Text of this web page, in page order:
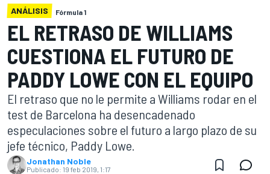
ANÁLISIS Fórmula 1
EL RETRASO DE WILLIAMS
CUESTIONA EL FUTURO DE
PADDY LOWE CON EL EQUIPO
El retraso que no le permite a Williams rodar en el
test de Barcelona ha desencadenado
especulaciones sobre el futuro a largo plazo de su
jefe técnico, Paddy Lowe.
Jonathan Noble
Publicado: 19 feb 2019, 1:17